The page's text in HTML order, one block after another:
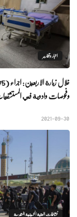
اخبار وتقارير
وفحوصات وادوية في
نشاطات العتبة الحسينية المقدسة